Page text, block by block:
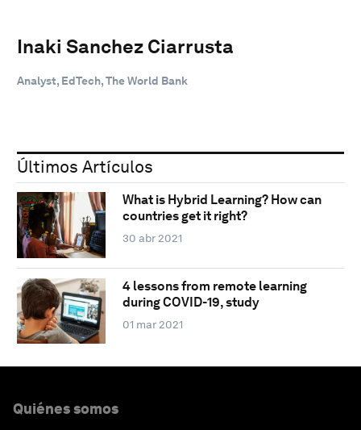
Inaki Sanchez Ciarrusta
Analyst, EdTech, The World Bank
Últimos Artículos
What is Hybrid Learning? How can
countries get it right?
30 abr 2021
4 lessons from remote learning
during COVID-19, study
01 mar 2021
Quiénes somos